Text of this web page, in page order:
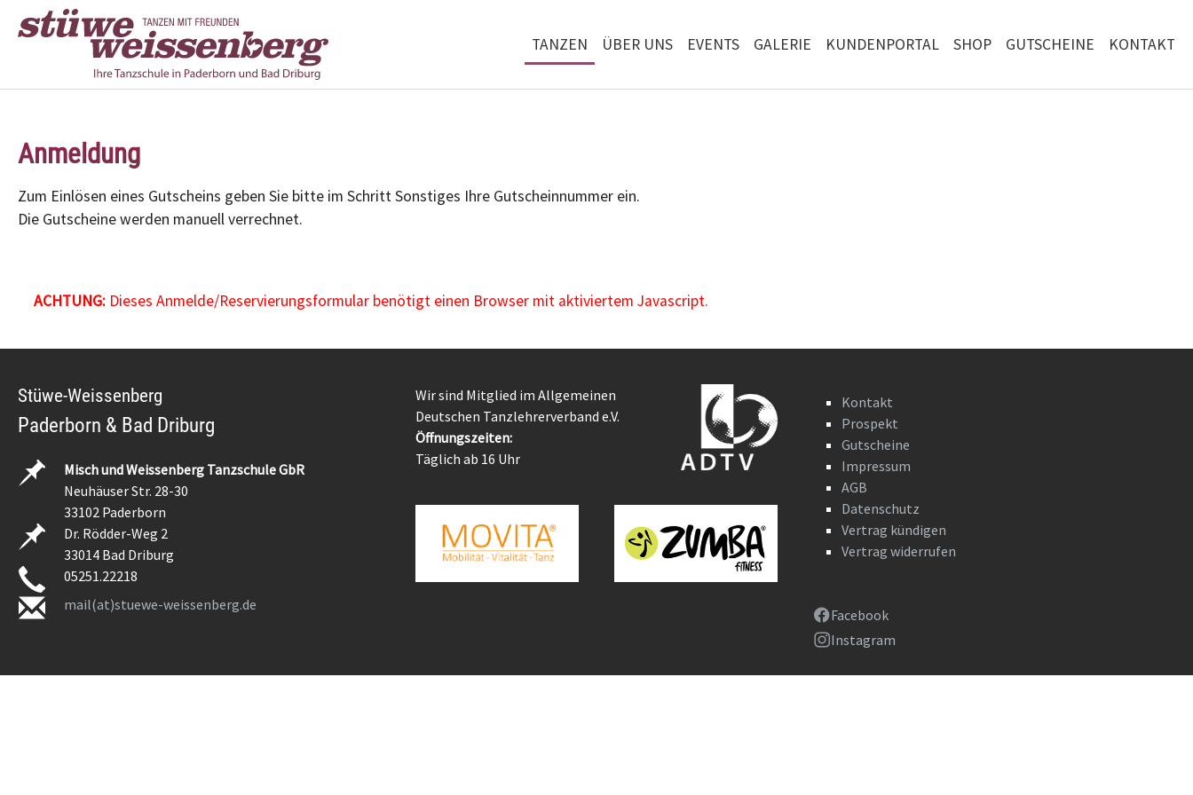
TANZEN ÜBER UNS EVENTS GALERIE KUNDENPORTAL SHOP GUTSCHEINE KONTAKT
Anmeldung
Zum Einlösen eines Gutscheins geben Sie bitte im Schritt Sonstiges Ihre Gutscheinnummer ein.
Die Gutscheine werden manuell verrechnet.
ACHTUNG:Dieses Anmelde/Reservierungsformular benötigt einen Browser mit aktiviertem Javascript.
Stüwe-Weissenberg
Paderborn & Bad Driburg
Misch und Weissenberg Tanzschule GbR
Neuhäuser Str. 28-30
33102 Paderborn
Dr. Rödder-Weg 2
33014 Bad Driburg
05251.22218
mail(at)stuewe-weissenberg.de
Wir sind Mitglied im Allgemeinen
Deutschen Tanzlehrerverband e.V.
Öffnungszeiten:
Täglich ab 16 Uhr
Kontakt
Prospekt
Gutscheine
Impressum
AGB
Datenschutz
Vertrag kündigen
Vertrag widerrufen
Facebook
Instagram